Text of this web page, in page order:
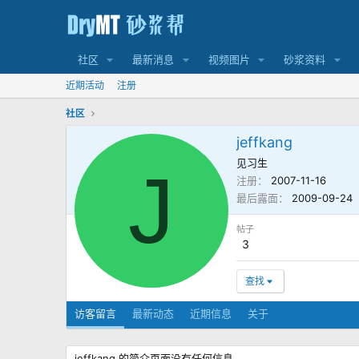
社区 最新消息 视频图片 砂浆资料
近期活动 注册
社区
J
jeffkang
见习生
注册
2007-11-16
最后露面
2009-09-24
帖子
3
查找
访客留言 最新动态 近期信息 关于